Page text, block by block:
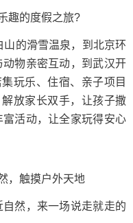
的度假之旅?
的滑雪温泉，到北京环
物亲密互动，到武汉开
玩乐、住宿、亲子项目
放家长双手，让孩子撒
活动，让全家玩得安心
触摸户外天地
然，来一场说走就走的